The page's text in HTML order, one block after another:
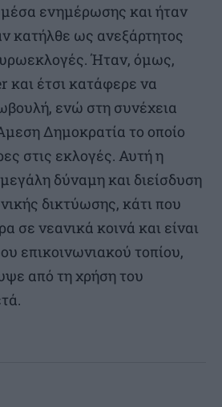
ενημέρωσης και ήταν
κατήλθε ως ανεξάρτητος
Ήταν, όμως,
και έτσι κατάφερε να
ενώ στη συνέχεια
Δημοκρατία το οποίο
στις εκλογές. Αυτή η
μεγάλη δύναμη και διείσδυση
δικτύωσης, κάτι που
σε νεανικά κοινά και είναι
επικοινωνιακού τοπίου,
από τη χρήση του